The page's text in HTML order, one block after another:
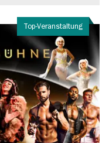
Top-Veranstaltung